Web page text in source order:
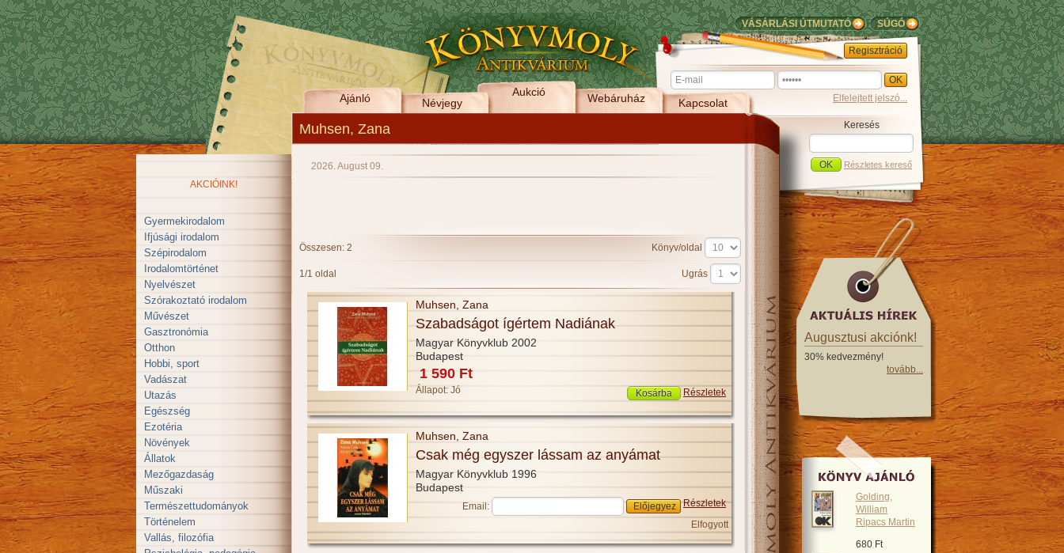
SÚGÓ
VÁSÁRLÁSI ÚTMUTATÓ
Regisztráció
Elfelejtett jelszó...
Ajánló Névjegy
Aukció Webáruház Kapcsolat
Muhsen, Zana Keresés
Részletes kereső
AKCIÓINK!
Gyermekirodalom
Ifjúsági irodalom
Szépirodalom
Irodalomtörténet
Nyelvészet
Szórakoztató irodalom
Művészet
Gasztronómia
Otthon
Hobbi, sport
Vadászat
Utazás
Egészség
Ezotéria
Növények
Állatok
Mezőgazdaság
Műszaki
Természettudományok
Történelem
Vallás, filozófia
Augusztusi akciónk!
30% kedvezmény!
tovább...
Golding,
William
Ripacs Martin
680 Ft
2026. August 09.
Összesen: 2 Könyv/oldal
1/1 oldal Ugrás
Muhsen, Zana
Szabadságot ígértem Nadiának
Magyar Könyvklub 2002
Budapest
1 590 Ft
Állapot: Jó Részletek
Muhsen, Zana
Csak még egyszer lássam az anyámat
Magyar Könyvklub 1996
Budapest
Részletek
Email:
Elfogyott